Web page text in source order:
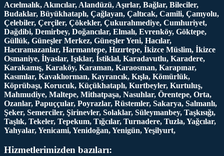
Acıelmalık, Akıncılar, Alandüzü, Aşırlar, Bağlar, Bileciler,
Budaklar, Büyükhataplı, Çağlayan, Çaltıcak, Camili, Çamyolu,
Çelebiler, Çerçiler, Çökekler, Çukurahmediye, Cumhuriyet,
Dağdibi, Demirbey, Doğancılar, Elmalı, Evrenköy, Göktepe,
Güllük, Güneşler Merkez, Güneşler Yeni, Hacılar,
Hacıramazanlar, Harmantepe, Hızırtepe, İkizce Müslim, İkizce
Osmaniye, İlyaslar, Işıklar, İstiklal, Karadavutlu, Karadere,
Karakamış, Karaköy, Karaman, Karaosman, Karapınar,
Kasımlar, Kavaklıorman, Kayrancık, Kışla, Kömürlük,
Köprübaşı, Korucuk, Küçükhataplı, Kurtbeyler, Kurtuluş,
Mahmudiye, Maltepe, Mithatpaşa, Nasuhlar, Örentepe, Orta,
Ozanlar, Papuççular, Poyrazlar, Rüstemler, Sakarya, Salmanlı,
Şeker, Semerciler, Şirinevler, Solaklar, Süleymanbey, Taşkısığı,
Taşlık, Tekeler, Tepekum, Tığcılar, Turnadere, Tuzla, Yağcılar,
Yahyalar, Yenicami, Yenidoğan, Yenigün, Yeşilyurt,
Hizmetlerimizden bazıları: